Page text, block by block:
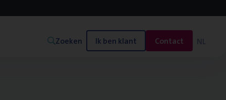
Zoeken Ik ben klant Contact NL